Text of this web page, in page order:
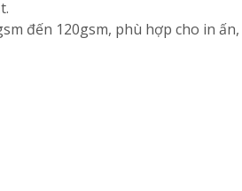
đến 120gsm, phù hợp cho in